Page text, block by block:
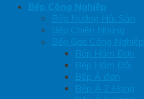
Bếp Công Nghiệp
Bếp Nướng Hải Sản
Bếp Chiên Nhúng
Bếp Gas Công Nghiệp
Bếp Hầm Đơn
Bếp Hầm Đôi
Bếp Á đơn
Bếp Á 2 Họng